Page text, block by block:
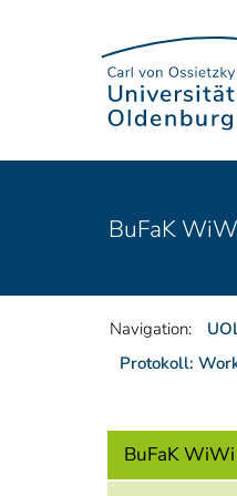
BuFaK
Navigation:
Protokoll:
BuFaK